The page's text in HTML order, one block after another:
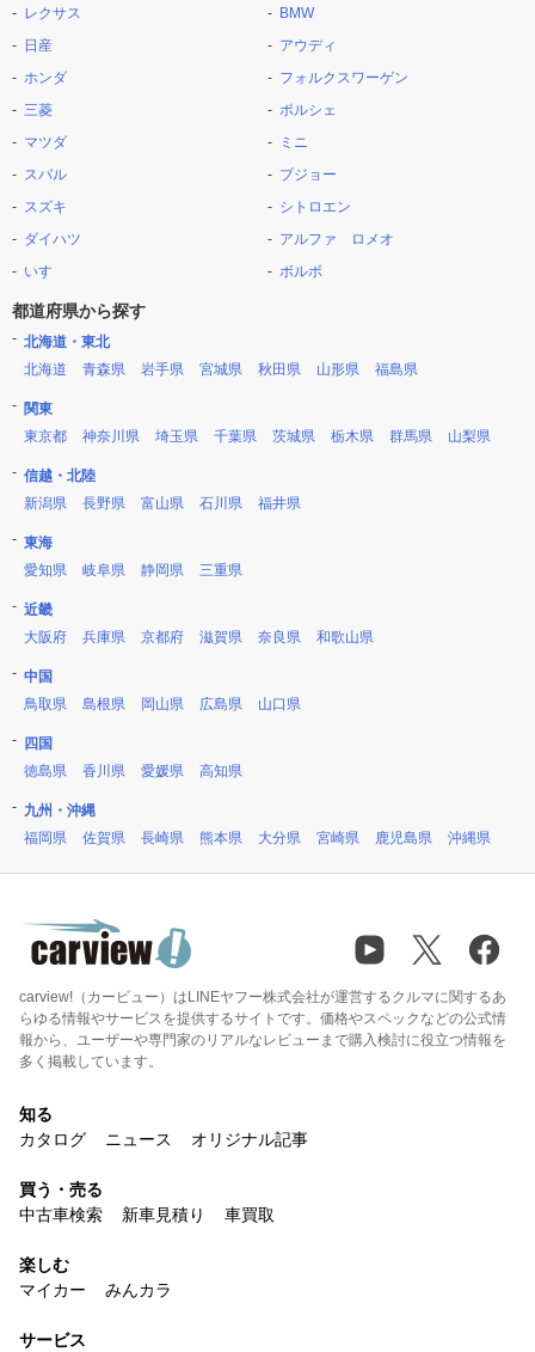
レクサス
日産
ホンダ
三菱
マツダ
スバル
スズキ
ダイハツ
いすゞ
BMW
アウディ
フォルクスワーゲン
ポルシェ
ミニ
プジョー
シトロエン
アルファ ロメオ
ボルボ
都道府県から探す
北海道・東北
北海道
青森県 岩手県 宮城県 秋田県 山形県 福島県
関東
東京都
神奈川県 埼玉県 千葉県 茨城県 栃木県 群馬県 山梨県
信越・北陸
新潟県
長野県 富山県 石川県 福井県
東海
愛知県
岐阜県 静岡県 三重県
近畿
大阪府
兵庫県 京都府 滋賀県 奈良県 和歌山県
中国
鳥取県
島根県 岡山県 広島県 山口県
四国
徳島県
香川県 愛媛県 高知県
九州・沖縄
福岡県
佐賀県 長崎県 熊本県 大分県 宮崎県 鹿児島県 沖縄県
carview!（カービュー）はLINEヤフー株式会社が運営するクルマに関するあ
らゆる情報やサービスを提供するサイトです。価格やスペックなどの公式情
報から、ユーザーや専門家のリアルなレビューまで購入検討に役立つ情報を
多く掲載しています。
知る
カタログ
ニュース オリジナル記事
買う・売る
中古車検索
新車見積り 車買取
楽しむ
マイカー
みんカラ
サービス